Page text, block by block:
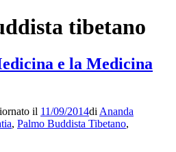
tibetano
e la Medicina
il 11/09/2014di Ananda
, Palmo Buddista Tibetano,